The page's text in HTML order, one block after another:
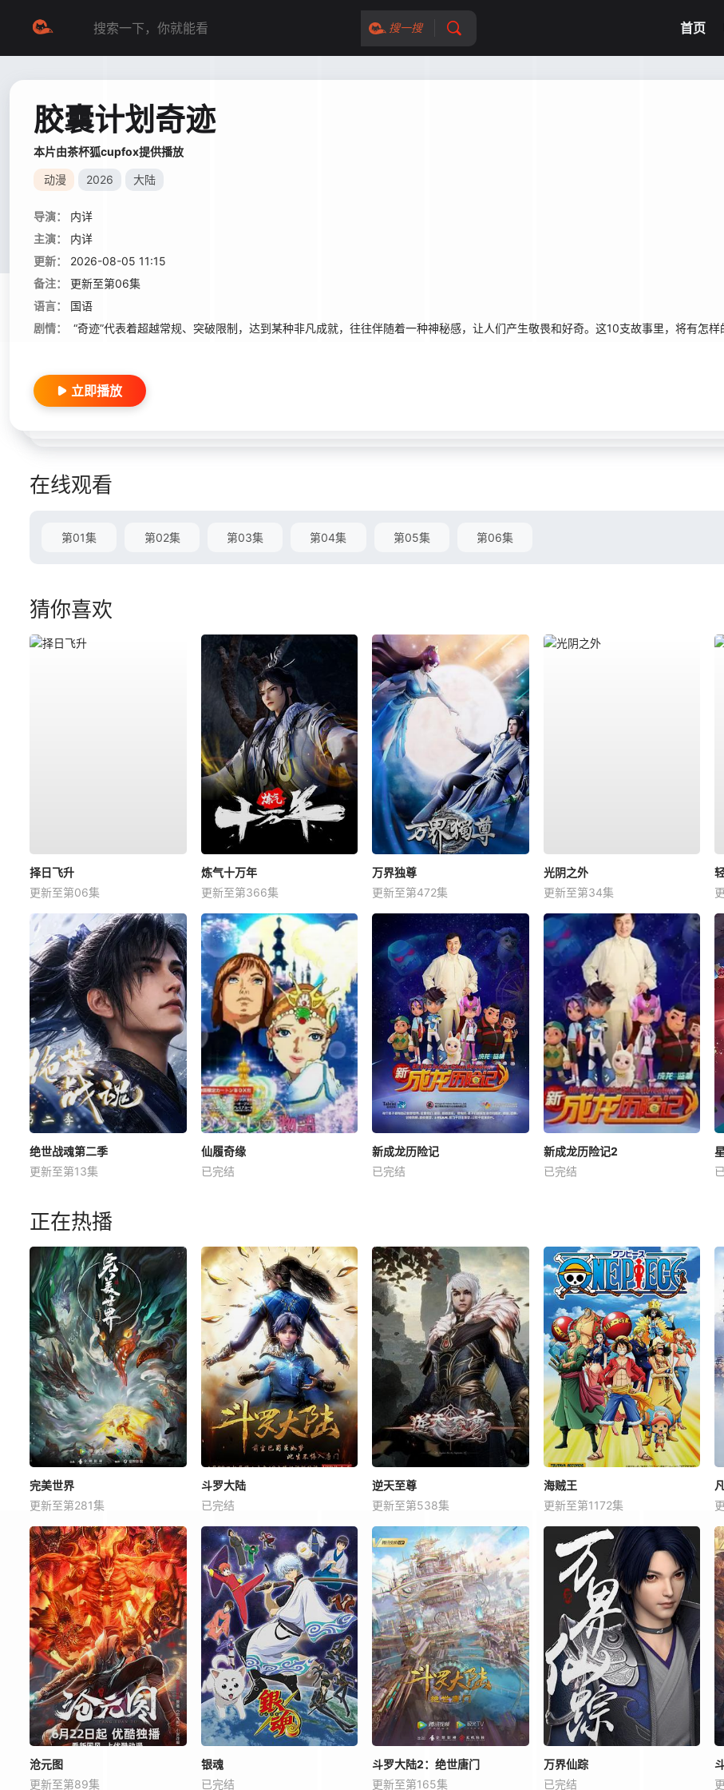
搜一搜 首页
胶囊计划奇迹
本片由茶杯狐cupfox提供播放
动漫 2026 大陆
导演：
内详
主演：
内详
更新：
2026-08-05 11:15
备注：
更新至第06集
语言：
国语
剧情：
“奇迹”代表着超越常规、突破限制，达到某种非凡成就，往往伴随着一种神秘感，让人们产生敬畏和好奇。这10支故事里，将有怎样
立即播放
在线观看
第01集 第02集 第03集 第04集 第05集 第06集
猜你喜欢
择日飞升
更新至第06集
炼气十万年
更新至第366集
万界独尊
更新至第472集
光阴之外
更新至第34集
绝世战魂第二季
更新至第13集
仙履奇缘
已完结
新成龙历险记
已完结
新成龙历险记2
已完结
正在热播
完美世界
更新至第281集
斗罗大陆
已完结
逆天至尊
更新至第538集
海贼王
更新至第1172集
沧元图
更新至第89集
银魂
已完结
斗罗大陆2：绝世唐门
更新至第165集
万界仙踪
已完结